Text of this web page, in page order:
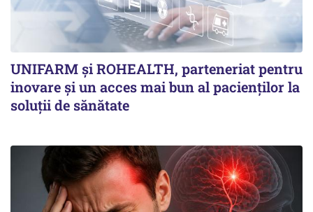
UNIFARM și ROHEALTH, parteneriat pentru
inovare și un acces mai bun al pacienților la
soluții de sănătate